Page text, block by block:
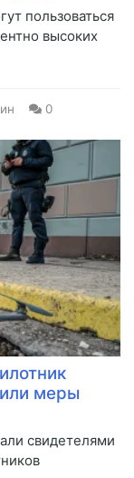
пользоваться
высоких
0
меры
свидетелями